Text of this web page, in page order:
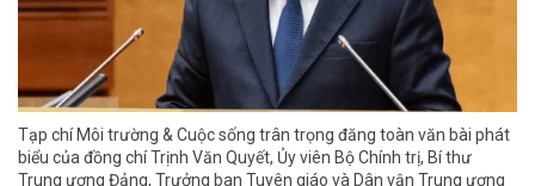
Tạp chí Môi trường & Cuộc sống trân trọng đăng toàn văn bài phát
biểu của đồng chí Trịnh Văn Quyết, Ủy viên Bộ Chính trị, Bí thư
Trung ương Đảng, Trưởng ban Tuyên giáo và Dân vận Trung ương